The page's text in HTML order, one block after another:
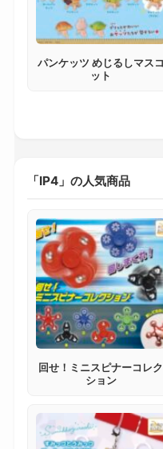
パンケッツ めじるしマスコ
ット
「IP4」の人気商品
回せ！ミニスピナーコレク
ション